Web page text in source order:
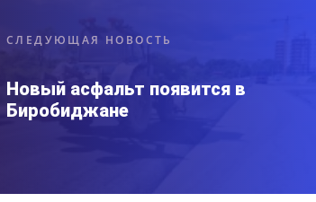
СЛЕДУЮЩАЯ НОВОСТЬ
Новый асфальт появится в
Биробиджане